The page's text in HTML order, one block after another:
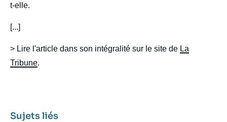
t-elle.
[...]
> Lire l'article dans son intégralité sur le site de La
Tribune.
Sujets liés